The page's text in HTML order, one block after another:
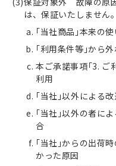
は、保証いたしません。
｢当社商品｣本来の
｢利用条件等｣から
本ご承諾事項｢3. ご
利用
｢当社｣以外による
｢当社｣以外の者に
合
｢当社｣からの出荷
かった原因